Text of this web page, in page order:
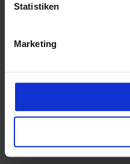
Statistiken
Marketing